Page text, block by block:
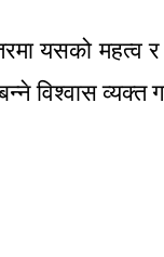
यसको महत्व
विश्वास व्यक्त